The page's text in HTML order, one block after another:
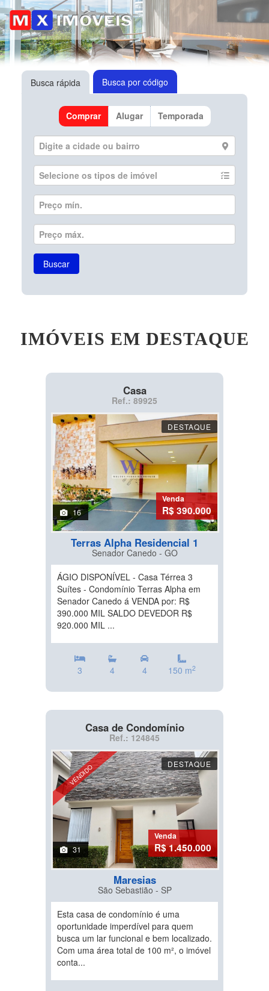
Busca rápida Busca por código
Comprar Alugar Temporada
IMÓVEIS EM DESTAQUE
Casa
Ref.: 89925
DESTAQUE
16
Venda
R$ 390.000
Terras Alpha Residencial 1
Senador Canedo - GO
ÁGIO DISPONÍVEL - Casa Térrea 3
Suítes - Condomínio Terras Alpha em
Senador Canedo á VENDA por: R$
390.000 MIL SALDO DEVEDOR R$
920.000 MIL ...
3 4 4 150 m2
Casa de Condomínio
Ref.: 124845
VENDIDO DESTAQUE
31
Venda
R$ 1.450.000
Maresias
São Sebastião - SP
Esta casa de condomínio é uma
oportunidade imperdível para quem
busca um lar funcional e bem localizado.
Com uma área total de 100 m², o imóvel
conta...